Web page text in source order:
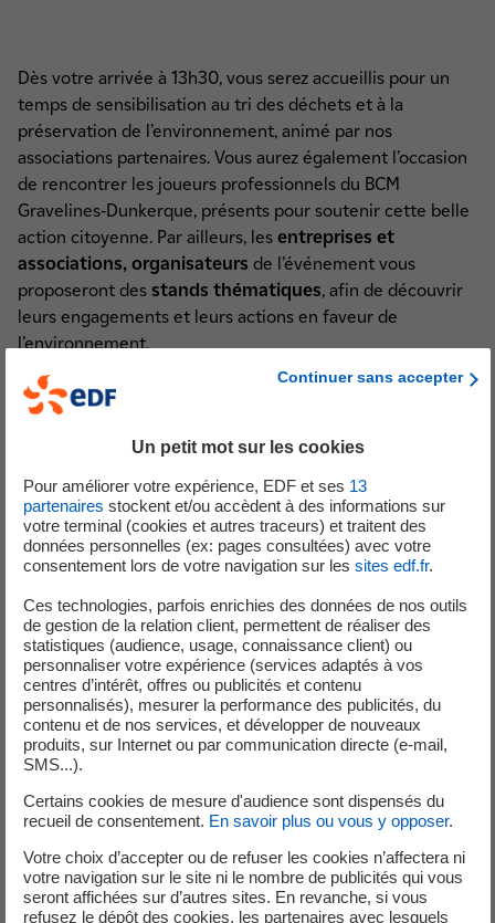
Dès votre arrivée à 13h30, vous serez accueillis pour un
temps de sensibilisation au tri des déchets et à la
préservation de l’environnement, animé par nos
associations partenaires. Vous aurez également l’occasion
de rencontrer les joueurs professionnels du BCM
Gravelines‑Dunkerque, présents pour soutenir cette belle
action citoyenne. Par ailleurs, les entreprises et
associations, organisateurs de l’événement vous
proposeront des stands thématiques, afin de découvrir
leurs engagements et leurs actions en faveur de
l’environnement.
À 14h15, l’équipe organisatrice vous accompagnera vers
votre zone de collecte sur la plage. Vous serez répartis en
petites équipes encadrées pour ramasser les déchets dans
Des gants, pinces et sacs seront mis à votre disposition,
mais vous pouvez bien sûr venir avec votre propre
matériel si vous le souhaitez.
Nous nous retrouverons ensuite à la ferme à 16h00 pour
partager un goûter convivial, l’occasion de prolonger les
échanges et de valoriser tous les efforts réalisés
ensemble.
Cet événement est gratuit et ouvert à toutes et tous, y
compris aux enfants dès 5 ans, sous la responsabilité d’un
La participation se fait exclusivement sur inscription via
sécurité de tous.
Informations pratiques
Continuer sans accepter
Un petit mot sur les cookies
Pour améliorer votre expérience, EDF et ses 13
partenaires stockent et/ou accèdent à des informations sur
votre terminal (cookies et autres traceurs) et traitent des
données personnelles (ex: pages consultées) avec votre
consentement lors de votre navigation sur les sites edf.fr.
Ces technologies, parfois enrichies des données de nos outils
de gestion de la relation client, permettent de réaliser des
statistiques (audience, usage, connaissance client) ou
personnaliser votre expérience (services adaptés à vos
centres d’intérêt, offres ou publicités et contenu
personnalisés), mesurer la performance des publicités, du
contenu et de nos services, et développer de nouveaux
produits, sur Internet ou par communication directe (e-mail,
SMS...).
Certains cookies de mesure d'audience sont dispensés du
recueil de consentement. En savoir plus ou vous y opposer.
Votre choix d’accepter ou de refuser les cookies n’affectera ni
votre navigation sur le site ni le nombre de publicités qui vous
seront affichées sur d’autres sites. En revanche, si vous
refusez le dépôt des cookies, les partenaires avec lesquels